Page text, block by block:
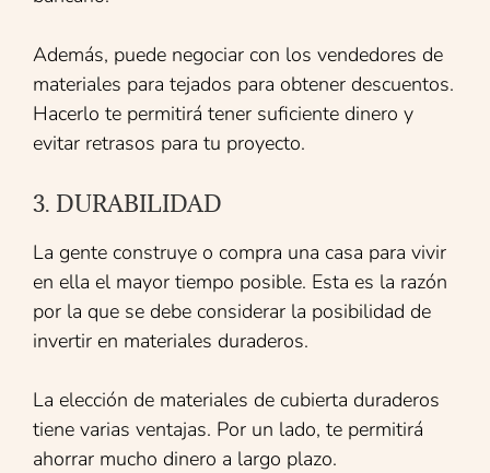
Además, puede negociar con los vendedores de
materiales para tejados para obtener descuentos.
Hacerlo te permitirá tener suficiente dinero y
evitar retrasos para tu proyecto.
3. DURABILIDAD
La gente construye o compra una casa para vivir
en ella el mayor tiempo posible. Esta es la razón
por la que se debe considerar la posibilidad de
invertir en materiales duraderos.
La elección de materiales de cubierta duraderos
tiene varias ventajas. Por un lado, te permitirá
ahorrar mucho dinero a largo plazo.